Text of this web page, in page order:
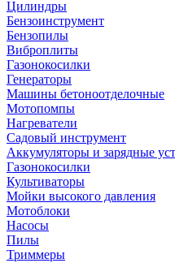
Цилиндры
Бензоинструмент
Бензопилы
Виброплиты
Газонокосилки
Генераторы
Машины бетоноотделочные
Мотопомпы
Нагреватели
Садовый инструмент
Аккумуляторы и зарядные
Газонокосилки
Культиваторы
Мойки высокого давления
Мотоблоки
Насосы
Пилы
Триммеры